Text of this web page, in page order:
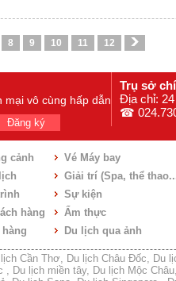
8 9 10 11 12
mại vô cùng hấp dẫn
Đăng ký
Trụ sở
Địa chỉ:
☎
cảnh
hàng
Vé Máy bay
Giải trí (Spa, thể
Sự kiện
Ẩm thực
Du lịch qua ảnh
lịch Cần Thơ, Du lịch Châu Đốc, Du
, Du lịch miền tây, Du lịch Mộc Châu,